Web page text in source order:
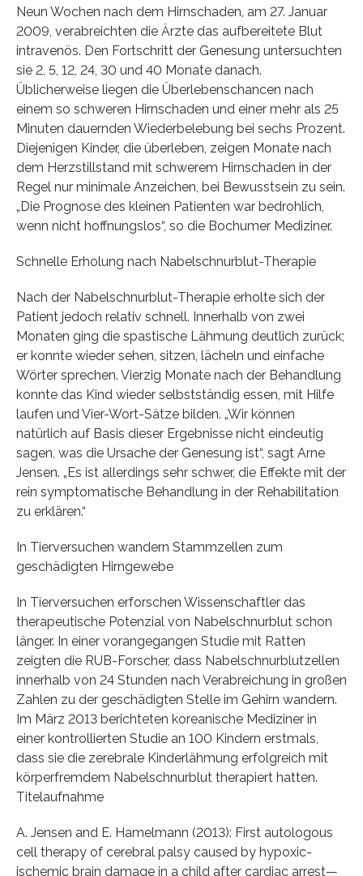
Neun Wochen nach dem Hirnschaden, am 27. Januar
2009, verabreichten die Ärzte das aufbereitete Blut
intravenös. Den Fortschritt der Genesung untersuchten
sie 2, 5, 12, 24, 30 und 40 Monate danach.
Üblicherweise liegen die Überlebenschancen nach
einem so schweren Hirnschaden und einer mehr als 25
Minuten dauernden Wiederbelebung bei sechs Prozent.
Diejenigen Kinder, die überleben, zeigen Monate nach
dem Herzstillstand mit schwerem Hirnschaden in der
Regel nur minimale Anzeichen, bei Bewusstsein zu sein.
„Die Prognose des kleinen Patienten war bedrohlich,
wenn nicht hoffnungslos“, so die Bochumer Mediziner.
Schnelle Erholung nach Nabelschnurblut-Therapie
Nach der Nabelschnurblut-Therapie erholte sich der
Patient jedoch relativ schnell. Innerhalb von zwei
Monaten ging die spastische Lähmung deutlich zurück;
er konnte wieder sehen, sitzen, lächeln und einfache
Wörter sprechen. Vierzig Monate nach der Behandlung
konnte das Kind wieder selbstständig essen, mit Hilfe
laufen und Vier-Wort-Sätze bilden. „Wir können
natürlich auf Basis dieser Ergebnisse nicht eindeutig
sagen, was die Ursache der Genesung ist“, sagt Arne
Jensen. „Es ist allerdings sehr schwer, die Effekte mit der
rein symptomatische Behandlung in der Rehabilitation
zu erklären.“
In Tierversuchen wandern Stammzellen zum
geschädigten Hirngewebe
In Tierversuchen erforschen Wissenschaftler das
therapeutische Potenzial von Nabelschnurblut schon
länger. In einer vorangegangen Studie mit Ratten
zeigten die RUB-Forscher, dass Nabelschnurblutzellen
innerhalb von 24 Stunden nach Verabreichung in großen
Zahlen zu der geschädigten Stelle im Gehirn wandern.
Im März 2013 berichteten koreanische Mediziner in
einer kontrollierten Studie an 100 Kindern erstmals,
dass sie die zerebrale Kinderlähmung erfolgreich mit
körperfremdem Nabelschnurblut therapiert hatten.
Titelaufnahme
A. Jensen and E. Hamelmann (2013): First autologous
cell therapy of cerebral palsy caused by hypoxic-
ischemic brain damage in a child after cardiac arrest—